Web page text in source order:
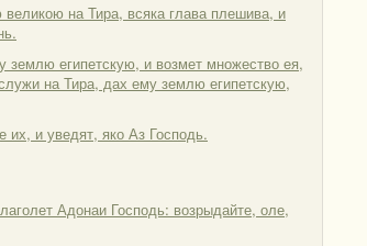
на Тира, всяка глава плешива, и
землю египетскую, и возмет множество ея,
на Тира, дах ему землю египетскую,
их, и уведят, яко Аз Господь.
Адонаи Господь: возрыдайте, оле,